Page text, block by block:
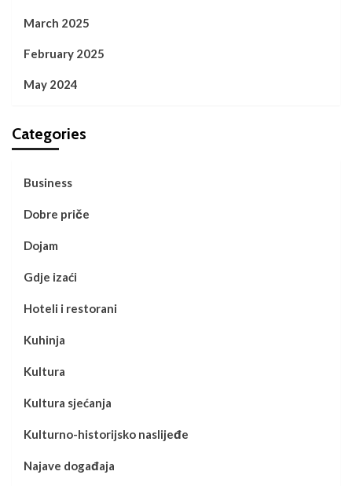
March 2025
February 2025
May 2024
Categories
Business
Dobre priče
Dojam
Gdje izaći
Hoteli i restorani
Kuhinja
Kultura
Kultura sjećanja
Kulturno-historijsko naslijeđe
Najave događaja